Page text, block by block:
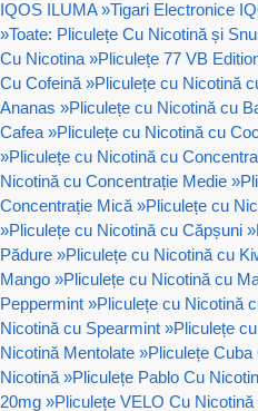
IQOS ILUMA »Tigari Electronice
»Toate: Pliculețe Cu Nicotină și
Cu Nicotina »Pliculețe 77 VB
Cu Cofeină »Pliculețe cu Nicotină
Ananas »Pliculețe cu Nicotină cu
Cafea »Pliculețe cu Nicotină cu
»Pliculețe cu Nicotină cu
Nicotină cu Concentrație Medie »
Concentrație Mică »Pliculețe cu
»Pliculețe cu Nicotină cu Căpșuni »
Pădure »Pliculețe cu Nicotină cu
Mango »Pliculețe cu Nicotină cu
Peppermint »Pliculețe cu Nicotină
Nicotină cu Spearmint »Pliculețe
Nicotină Mentolate »Pliculețe
Nicotină »Pliculețe Pablo Cu
20mg »Pliculețe VELO Cu Nicotină